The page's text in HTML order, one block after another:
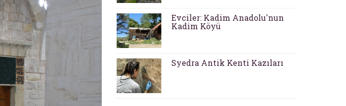
Evciler: Kadim Anadolu'nun
Kadim Köyü
Syedra Antik Kenti Kazıları